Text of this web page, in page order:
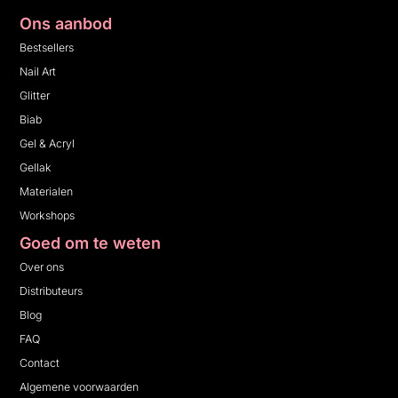
Ons aanbod
Bestsellers
Nail Art
Glitter
Biab
Gel & Acryl
Gellak
Materialen
Workshops
Goed om te weten
Over ons
Distributeurs
Blog
FAQ
Contact
Algemene voorwaarden